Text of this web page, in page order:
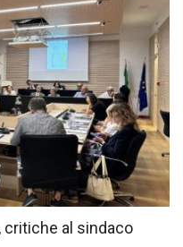
critiche al sindaco